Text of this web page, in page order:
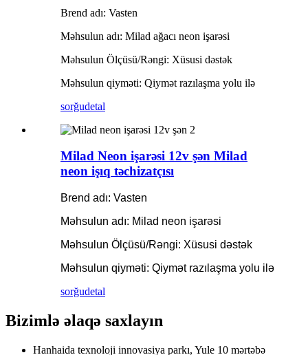
Brend adı: Vasten
Məhsulun adı: Milad ağacı neon işarəsi
Məhsulun Ölçüsü/Rəngi: Xüsusi dəstək
Məhsulun qiyməti: Qiymət razılaşma yolu ilə
sorğudetal
Milad Neon işarəsi 12v şən Milad
neon işıq təchizatçısı
Brend adı: Vasten
Məhsulun adı: Milad neon işarəsi
Məhsulun Ölçüsü/Rəngi: Xüsusi dəstək
Məhsulun qiyməti: Qiymət razılaşma yolu ilə
sorğudetal
Bizimlə əlaqə saxlayın
Hanhaida texnoloji innovasiya parkı, Yule 10 mərtəbə